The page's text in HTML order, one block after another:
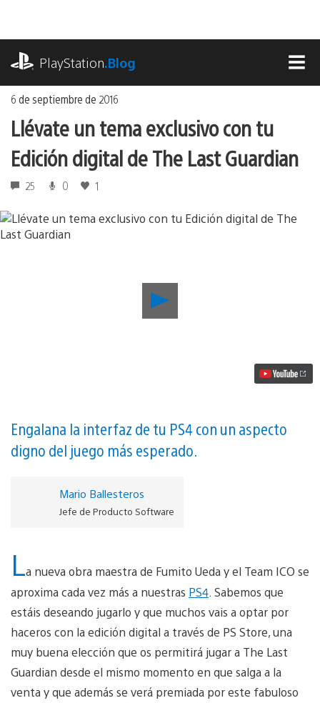
contenido
PlayStation.Blog
6 de septiembre de 2016
Llévate un tema exclusivo con tu
Edición digital de The Last Guardian
25 0 1
un
The
Last
Guardian
Engalana la interfaz de tu PS4 con un aspecto
digno del juego más esperado.
Mario Ballesteros
Jefe de Producto Software
La nueva obra maestra de Fumito Ueda y el Team ICO se
aproxima cada vez más a nuestras PS4 . Sabemos que
estáis deseando jugarlo y que muchos vais a optar por
haceros con la edición digital a través de PS Store, una
muy buena elección que os permitirá jugar a The Last
Guardian desde el mismo momento en que salga a la
venta y que además se verá premiada por este fabuloso